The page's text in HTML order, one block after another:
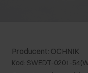
Producent: OCHNIK
Kod: SWEDT-0201-